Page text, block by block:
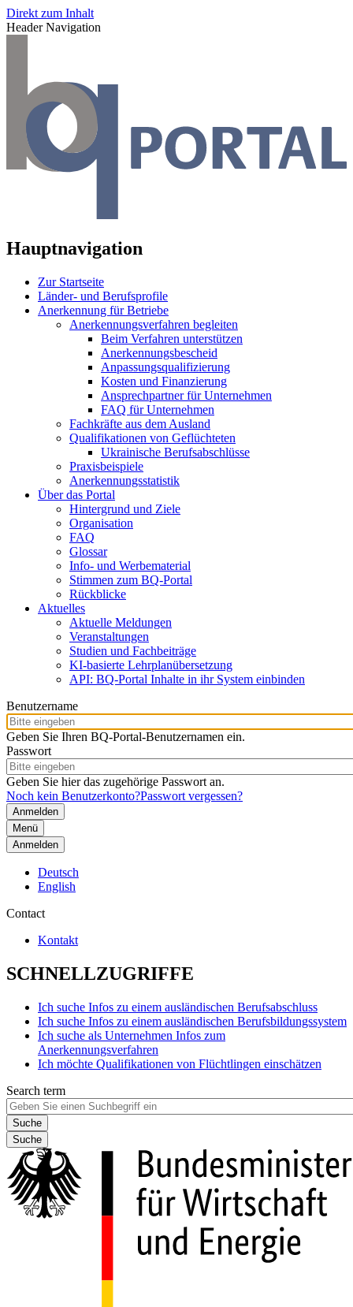
Direkt zum Inhalt
Header Navigation
Hauptnavigation
Zur Startseite
Länder- und Berufsprofile
Anerkennung für Betriebe
Anerkennungsverfahren begleiten
Beim Verfahren unterstützen
Anerkennungsbescheid
Anpassungsqualifizierung
Kosten und Finanzierung
Ansprechpartner für Unternehmen
FAQ für Unternehmen
Fachkräfte aus dem Ausland
Qualifikationen von Geflüchteten
Ukrainische Berufsabschlüsse
Praxisbeispiele
Anerkennungsstatistik
Über das Portal
Hintergrund und Ziele
Organisation
FAQ
Glossar
Info- und Werbematerial
Stimmen zum BQ-Portal
Rückblicke
Aktuelles
Aktuelle Meldungen
Veranstaltungen
Studien und Fachbeiträge
KI-basierte Lehrplanübersetzung
API: BQ-Portal Inhalte in ihr System einbinden
Benutzername
Geben Sie Ihren BQ-Portal-Benutzernamen ein.
Passwort
Geben Sie hier das zugehörige Passwort an.
Noch kein Benutzerkonto?Passwort vergessen?
Menü
Anmelden
Deutsch
English
Contact
Kontakt
SCHNELLZUGRIFFE
Ich suche Infos zu einem ausländischen Berufsabschluss
Ich suche Infos zu einem ausländischen Berufsbildungssystem
Ich suche als Unternehmen Infos zum
Anerkennungsverfahren
Ich möchte Qualifikationen von Flüchtlingen einschätzen
Search term
Suche